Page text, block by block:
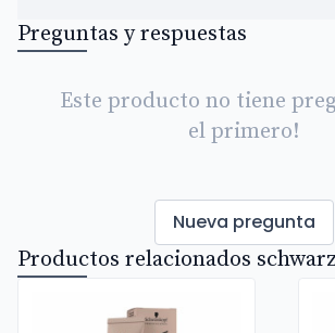
Preguntas y respuestas
Este producto no tiene
el primero!
Nueva pregunta
Productos relacionados